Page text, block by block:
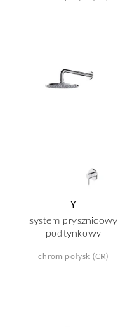
Y
system prysznicowy
podtynkowy
chrom połysk (CR)